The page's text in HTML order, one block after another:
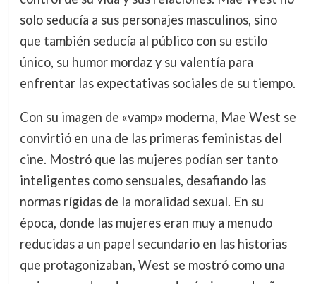
solo seducía a sus personajes masculinos, sino
que también seducía al público con su estilo
único, su humor mordaz y su valentía para
enfrentar las expectativas sociales de su tiempo.
Con su imagen de «vamp» moderna, Mae West se
convirtió en una de las primeras feministas del
cine. Mostró que las mujeres podían ser tanto
inteligentes como sensuales, desafiando las
normas rígidas de la moralidad sexual. En su
época, donde las mujeres eran muy a menudo
reducidas a un papel secundario en las historias
que protagonizaban, West se mostró como una